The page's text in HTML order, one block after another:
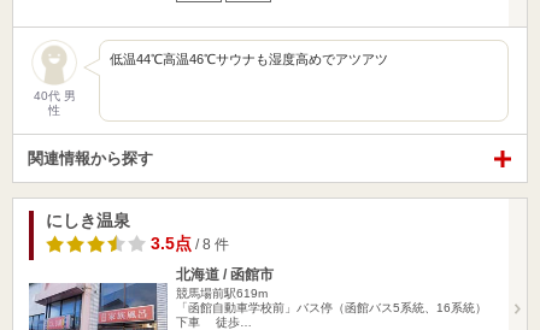
40代 男
性
低温44℃高温46℃サウナも湿度高めでアツアツ
関連情報から探す
にしき温泉
3.5点 / 8 件
北海道 / 函館市
競馬場前駅619m
「函館自動車学校前」バス停（函館バス5系統、16系統）
下車 徒歩…